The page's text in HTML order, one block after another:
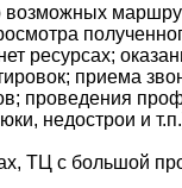
ресурсах;
приема
проведения
недострои и
ТЦ с большой